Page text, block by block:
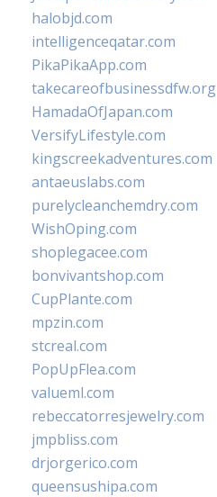
halobjd.com
intelligenceqatar.com
PikaPikaApp.com
takecareofbusinessdfw.org
HamadaOfJapan.com
VersifyLifestyle.com
kingscreekadventures.com
antaeuslabs.com
purelycleanchemdry.com
WishOping.com
shoplegacee.com
bonvivantshop.com
CupPlante.com
mpzin.com
stcreal.com
PopUpFlea.com
valueml.com
rebeccatorresjewelry.com
jmpbliss.com
drjorgerico.com
queensushipa.com